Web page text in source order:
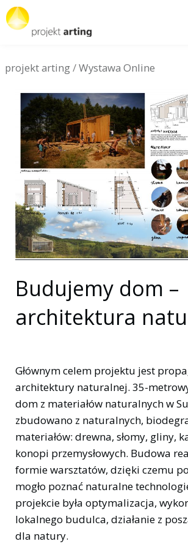
projekt arting/Wystawa Online
Budujemy dom –
architektura
Głównym celem projektu jest
architektury naturalnej. 35-
dom z materiałów naturalnych w
zbudowano z naturalnych,
materiałów: drewna, słomy, gliny,
konopi przemysłowych. Budowa
formie warsztatów, dzięki czemu
mogło poznać naturalne
projekcie była optymalizacja,
lokalnego budulca, działanie z
dla natury.